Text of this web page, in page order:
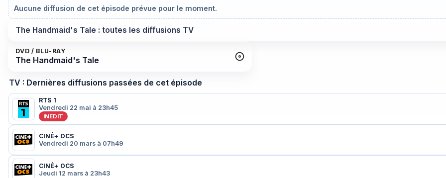
Aucune diffusion de cet épisode prévue pour le moment.
The Handmaid's Tale : toutes les diffusions TV
DVD / BLU-RAY
The Handmaid's Tale
TV : Dernières diffusions passées de cet épisode
RTS 1
Vendredi 22 mai à 23h45
INEDIT
CINÉ+ OCS
Vendredi 20 mars à 07h49
CINÉ+ OCS
Jeudi 12 mars à 23h43